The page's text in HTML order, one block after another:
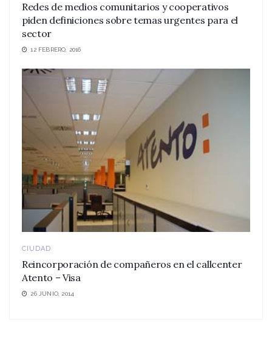
Redes de medios comunitarios y cooperativos
piden definiciones sobre temas urgentes para el
sector
12 FEBRERO, 2016
CIUDAD
Reincorporación de compañeros en el callcenter
Atento – Visa
26 JUNIO, 2014